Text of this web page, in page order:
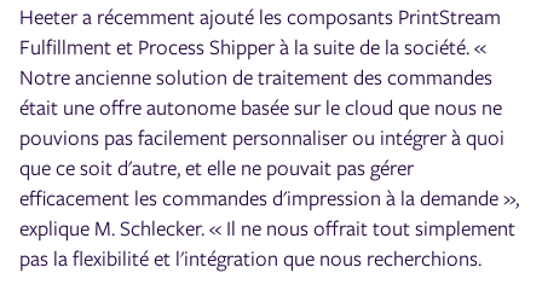
Heeter a récemment ajouté les composants PrintStream
Fulfillment et Process Shipper à la suite de la société. «
Notre ancienne solution de traitement des commandes
était une offre autonome basée sur le cloud que nous ne
pouvions pas facilement personnaliser ou intégrer à quoi
que ce soit d'autre, et elle ne pouvait pas gérer
efficacement les commandes d'impression à la demande »,
explique M. Schlecker. « Il ne nous offrait tout simplement
pas la flexibilité et l'intégration que nous recherchions.